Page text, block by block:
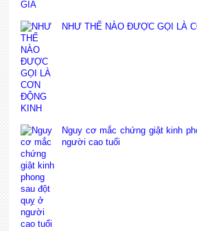
NHƯ THẾ NÀO ĐƯỢC GỌI LÀ
Nguy cơ mắc chứng giật kinh
người cao tuổi